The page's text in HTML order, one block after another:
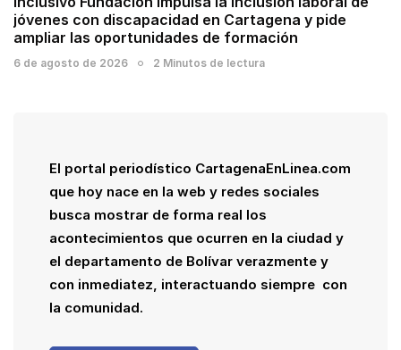
jóvenes con discapacidad en Cartagena y pide
ampliar las oportunidades de formación
6 de agosto de 2026 2 Minutos de lectura
El portal periodístico CartagenaEnLinea.com
que hoy nace en la web y redes sociales
busca mostrar de forma real los
acontecimientos que ocurren en la ciudad y
el departamento de Bolívar verazmente y
con inmediatez, interactuando siempre con
la comunidad.